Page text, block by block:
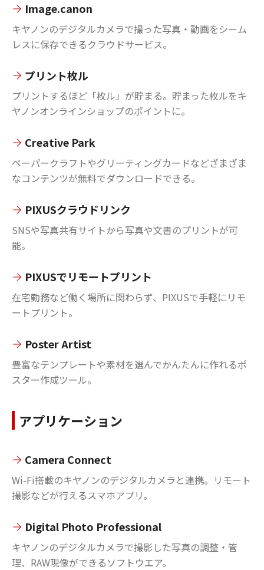
Image.canon
キヤノンのデジタルカメラで撮った写真・動画をシーム
レスに保存できるクラウドサービス。
プリント枚ル
プリントするほど「枚ル」が貯まる。貯まった枚ルをキ
ヤノンオンラインショップのポイントに。
Creative Park
ペーパークラフトやグリーティングカードなどざまざま
なコンテンツが無料でダウンロードできる。
PIXUSクラウドリンク
SNSや写真共有サイトから写真や文書のプリントが可
能。
PIXUSでリモートプリント
在宅勤務など働く場所に関わらず、PIXUSで手軽にリモ
ートプリント。
Poster Artist
豊富なテンプレートや素材を選んでかんたんに作れるポ
スター作成ツール。
アプリケーション
Camera Connect
Wi-Fi搭載のキヤノンのデジタルカメラと連携。リモート
撮影などが行えるスマホアプリ。
Digital Photo Professional
キヤノンのデジタルカメラで撮影した写真の調整・管
理、RAW現像ができるソフトウエア。